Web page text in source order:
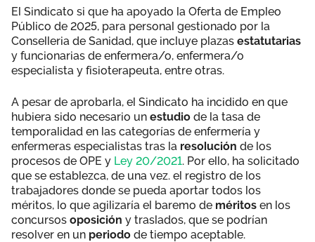
El Sindicato si que ha apoyado la Oferta de Empleo
Público de 2025, para personal gestionado por la
Conselleria de Sanidad, que incluye plazas estatutarias
y funcionarias de enfermera/o, enfermera/o
especialista y fisioterapeuta, entre otras.
A pesar de aprobarla, el Sindicato ha incidido en que
hubiera sido necesario un estudio de la tasa de
temporalidad en las categorías de enfermería y
enfermeras especialistas tras la resolución de los
procesos de OPE y Ley 20/2021. Por ello, ha solicitado
que se establezca, de una vez. el registro de los
trabajadores donde se pueda aportar todos los
méritos, lo que agilizaría el baremo de méritos en los
concursos oposición y traslados, que se podrían
resolver en un periodo de tiempo aceptable.